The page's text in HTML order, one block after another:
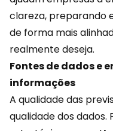
clareza, preparando
de forma mais
realmente deseja.
Fontes de dados e
informações
A qualidade das
qualidade dos dados.